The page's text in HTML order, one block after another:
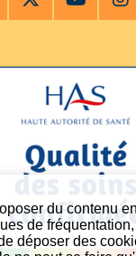
du contenu
de
déposer des